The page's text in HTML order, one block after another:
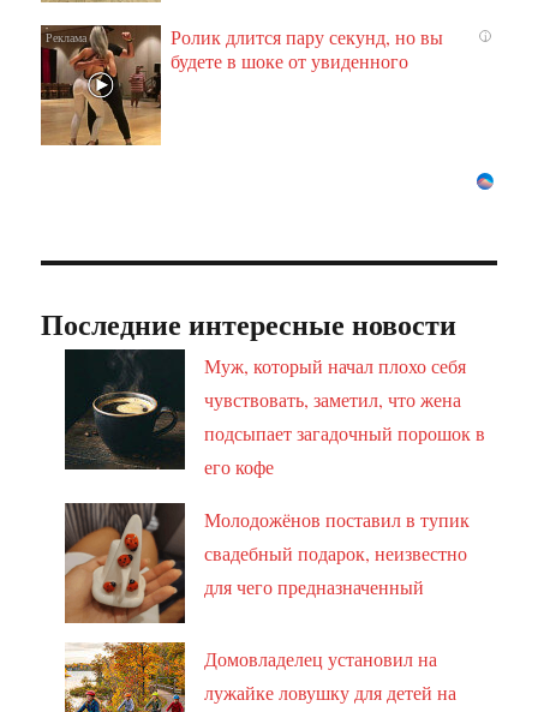
i
Ролик длится пару секунд, но вы
будете в шоке от увиденного
Последние интересные новости
Муж, который начал плохо себя
чувствовать, заметил, что жена
подсыпает загадочный порошок в
его кофе
Молодожёнов поставил в тупик
свадебный подарок, неизвестно
для чего предназначенный
Домовладелец установил на
лужайке ловушку для детей на